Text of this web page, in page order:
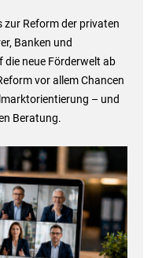
Reform der privaten
Banken und
neue Förderwelt ab
vor allem Chancen
– und
Beratung.